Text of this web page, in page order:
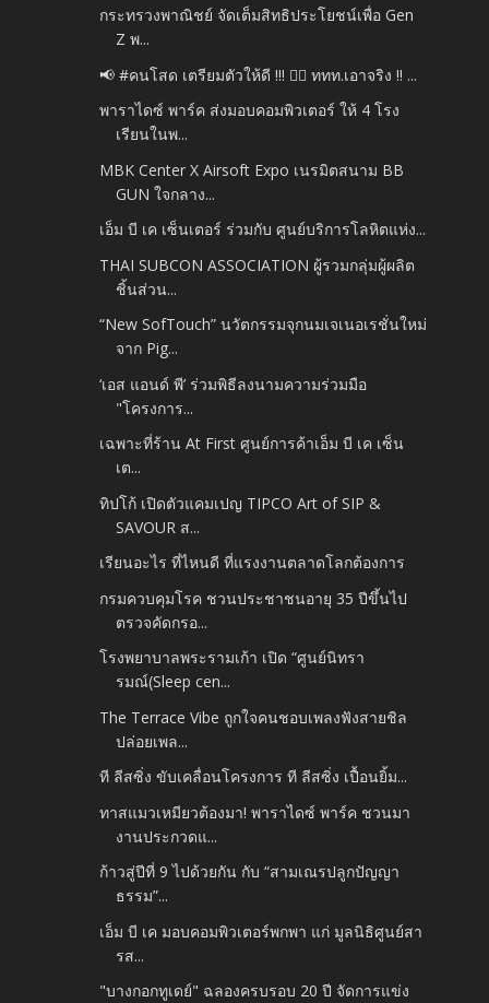
กระทรวงพาณิชย์ จัดเต็มสิทธิประโยชน์เพื่อ Gen
Z พ...
📢 #คนโสด เตรียมตัวให้ดี !!! 👍🏻 ททท.เอาจริง !! ...
พาราไดซ์ พาร์ค ส่งมอบคอมพิวเตอร์ ให้ 4 โรง
เรียนในพ...
MBK Center X Airsoft Expo เนรมิตสนาม BB
GUN ใจกลาง...
เอ็ม บี เค เซ็นเตอร์ ร่วมกับ ศูนย์บริการโลหิตแห่ง...
THAI SUBCON ASSOCIATION ผู้รวมกลุ่มผู้ผลิต
ชิ้นส่วน...
“New SofTouch” นวัตกรรมจุกนมเจเนอเรชั่นใหม่
จาก Pig...
‘เอส แอนด์ พี’ ร่วมพิธีลงนามความร่วมมือ
"โครงการ...
เฉพาะที่ร้าน At First ศูนย์การค้าเอ็ม บี เค เซ็น
เต...
ทิปโก้ เปิดตัวแคมเปญ TIPCO Art of SIP &
SAVOUR ส...
เรียนอะไร ที่ไหนดี ที่แรงงานตลาดโลกต้องการ
กรมควบคุมโรค ชวนประชาชนอายุ 35 ปีขึ้นไป
ตรวจคัดกรอ...
โรงพยาบาลพระรามเก้า เปิด “ศูนย์นิทรา
รมณ์(Sleep cen...
The Terrace Vibe ถูกใจคนชอบเพลงฟังสายชิล
ปล่อยเพล...
ที ลีสซิ่ง ขับเคลื่อนโครงการ ที ลีสซิ่ง เปื้อนยิ้ม...
ทาสแมวเหมียวต้องมา! พาราไดซ์ พาร์ค ชวนมา
งานประกวดแ...
ก้าวสู่ปีที่ 9 ไปด้วยกัน กับ “สามเณรปลูกปัญญา
ธรรม”...
เอ็ม บี เค มอบคอมพิวเตอร์พกพา แก่ มูลนิธิศูนย์สา
รส...
"บางกอกทูเดย์" ฉลองครบรอบ 20 ปี จัดการแข่ง